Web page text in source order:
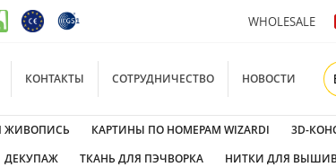
WHOLESALE
КОНТАКТЫ СОТРУДНИЧЕСТВО НОВОСТИ
ЖИВОПИСЬ КАРТИНЫ ПО НОМЕРАМ WIZARDI
3D-
ДЕКУПАЖ ТКАНЬ ДЛЯ ПЭЧВОРКА НИТКИ ДЛЯ